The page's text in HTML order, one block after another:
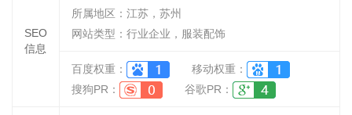
SEO
信息
所属地区：江苏，苏州
网站类型：行业企业，服装配饰
百度权重：
移动权重：
搜狗PR：
谷歌PR：